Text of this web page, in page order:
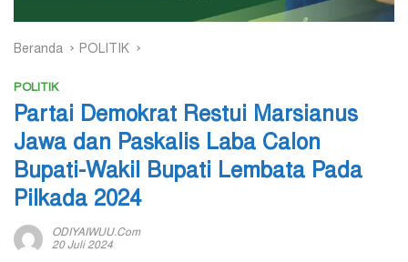
Beranda POLITIK
POLITIK
Partai Demokrat Restui Marsianus
Jawa dan Paskalis Laba Calon
Bupati-Wakil Bupati Lembata Pada
Pilkada 2024
ODIYAIWUU.com
20 Juli 2024